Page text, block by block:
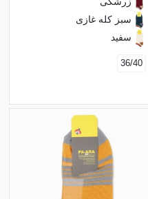
سبز کله غازی
سفید
36/40